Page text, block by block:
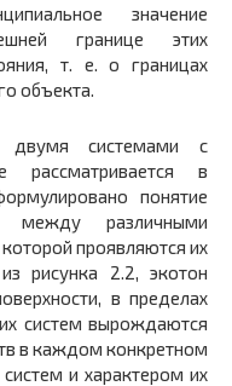
значение
границе этих
т. е. о границах
объекта.
системами с
рассматривается в
понятие
различными
проявляются их
рисунка 2.2, экотон
в пределах
систем вырождаются
в каждом конкретном
и характером их